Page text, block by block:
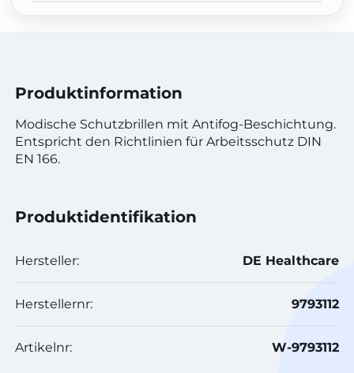
Produktinformation
Modische Schutzbrillen mit Antifog-Beschichtung.
Entspricht den Richtlinien für Arbeitsschutz DIN
EN 166.
Produktidentifikation
Hersteller: DE Healthcare
Herstellernr: 9793112
Artikelnr: W-9793112